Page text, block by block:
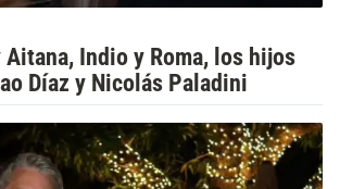
Indio y Roma, los hijos
Díaz y Nicolás Paladini